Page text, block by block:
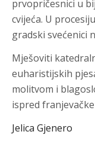
prvopričesnici u
cvijeća. U
gradski svećenici
Mješoviti
euharistijskih
molitvom i
ispred
Jelica Gjenero